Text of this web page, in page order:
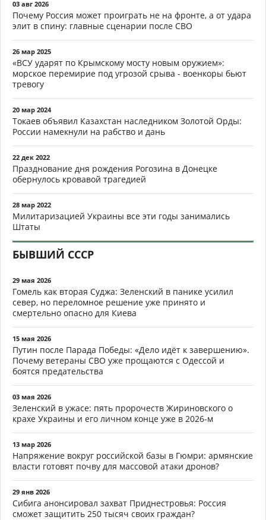
03 авг 2026
Почему Россия может проиграть не на фронте, а от удара
элит в спину: главные сценарии после СВО
26 мар 2025
«ВСУ ударят по Крымскому мосту новым оружием»:
морское перемирие под угрозой срыва - военкоры бьют
тревогу
20 мар 2024
Токаев объявил Казахстан наследником Золотой Орды:
России намекнули на рабство и дань
22 дек 2022
Празднование дня рождения Рогозина в Донецке
обернулось кровавой трагедией
28 мар 2022
Милитаризацией Украины все эти годы занимались
Штаты
БЫВШИЙ СССР
29 мая 2026
Гомель как вторая Суджа: Зеленский в панике усилил
север, но переломное решение уже принято и
смертельно опасно для Киева
15 мая 2026
Путин после Парада Победы: «Дело идёт к завершению».
Почему ветераны СВО уже прощаются с Одессой и
боятся предательства
03 мая 2026
Зеленский в ужасе: пять пророчеств Жириновского о
крахе Украины и его личном конце уже в 2026-м
13 мар 2026
Напряжение вокруг российской базы в Гюмри: армянские
власти готовят почву для массовой атаки дронов?
29 янв 2026
Сибига анонсировал захват Приднестровья: Россия
сможет защитить 250 тысяч своих граждан?